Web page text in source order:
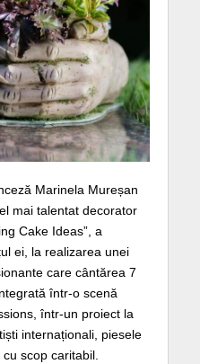
Marinela Mureșan
mai talentat decorator
Cake Ideas”, a
ei, la realizarea unei
care cântărea 7
într-o scenă
într-un proiect la
internaționali, piesele
scop caritabil.